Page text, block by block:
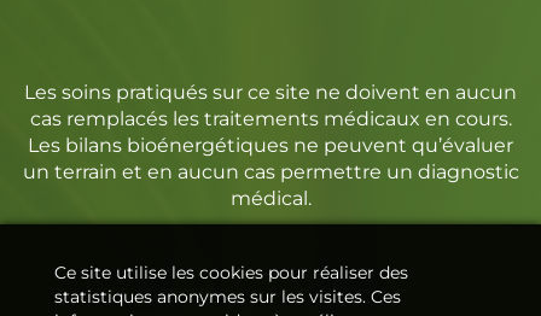
Les soins pratiqués sur ce site ne doivent en aucun
cas remplacés les traitements médicaux en cours.
Les bilans bioénergétiques ne peuvent qu’évaluer
un terrain et en aucun cas permettre un diagnostic
médical.
Ce site utilise les cookies pour réaliser des
statistiques anonymes sur les visites. Ces